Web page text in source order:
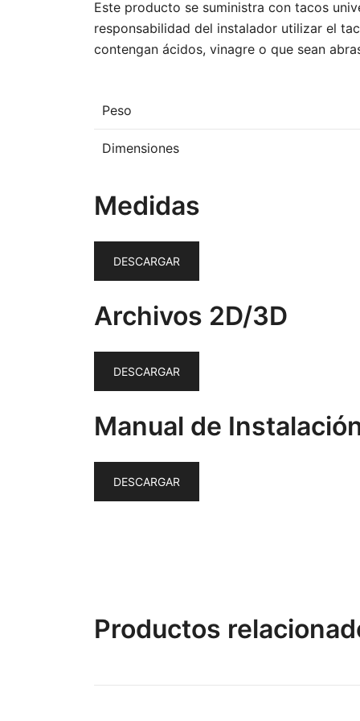
Este producto se suministra con tacos
responsabilidad del instalador utilizar el
contengan ácidos, vinagre o que sean
Peso
Dimensiones
Medidas
DESCARGAR
Archivos 2D/3D
DESCARGAR
Manual de
DESCARGAR
Productos